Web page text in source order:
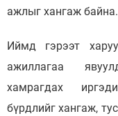
ажлыг хангаж байна.
Иймд гэрээт
ажиллагаа
хамрагдах
бүрдлийг хангаж,